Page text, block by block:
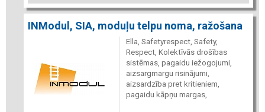
INModul, SIA, moduļu telpu noma, ražošana
Ella, Safetyrespect, Safety,
Respect, Kolektīvās drošības
sistēmas, pagaidu iežogojumi,
aizsargmargu risinājumi,
aizsardzība pret kritieniem,
pagaidu kāpņu margas,